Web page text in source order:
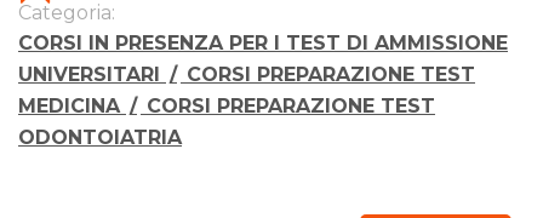
Categoria:
CORSI IN PRESENZA PER I TEST DI AMMISSIONE
UNIVERSITARI
/ CORSI PREPARAZIONE TEST
MEDICINA / CORSI PREPARAZIONE TEST
ODONTOIATRIA